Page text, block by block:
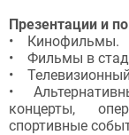
Презентации и
• Кинофильмы.
• Фильмы в
•
•
концерты,
спортивные